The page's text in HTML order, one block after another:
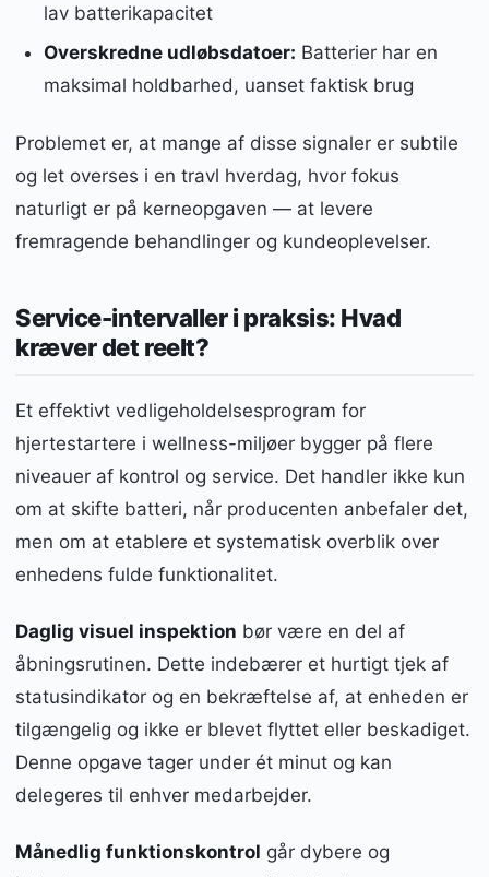
lav batterikapacitet
Overskredne udløbsdatoer: Batterier har en
maksimal holdbarhed, uanset faktisk brug
Problemet er, at mange af disse signaler er subtile
og let overses i en travl hverdag, hvor fokus
naturligt er på kerneopgaven — at levere
fremragende behandlinger og kundeoplevelser.
Service-intervaller i praksis: Hvad
kræver det reelt?
Et effektivt vedligeholdelsesprogram for
hjertestartere i wellness-miljøer bygger på flere
niveauer af kontrol og service. Det handler ikke kun
om at skifte batteri, når producenten anbefaler det,
men om at etablere et systematisk overblik over
enhedens fulde funktionalitet.
Daglig visuel inspektion bør være en del af
åbningsrutinen. Dette indebærer et hurtigt tjek af
statusindikator og en bekræftelse af, at enheden er
tilgængelig og ikke er blevet flyttet eller beskadiget.
Denne opgave tager under ét minut og kan
delegeres til enhver medarbejder.
Månedlig funktionskontrol går dybere og